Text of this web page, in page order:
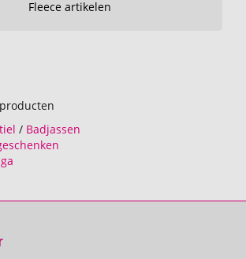
Fleece artikelen
/ Badjassen